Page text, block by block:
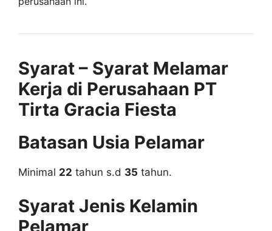
Syarat – Syarat Melamar
Kerja di Perusahaan PT
Tirta Gracia Fiesta
Batasan Usia Pelamar
Minimal 22 tahun s.d 35 tahun.
Syarat Jenis Kelamin
Pelamar